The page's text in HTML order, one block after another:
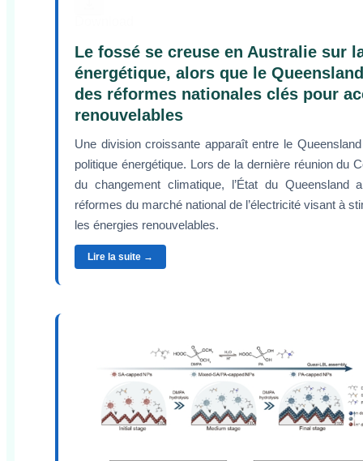
Le fossé se creuse en Australie sur
énergétique, alors que le
des réformes nationales clés pour
renouvelables
Une division croissante apparaît entre le
politique énergétique. Lors de la dernière réunion du
du changement climatique, l’État du Queensland
réformes du marché national de l’électricité visant à
les énergies renouvelables.
Lire la suite →